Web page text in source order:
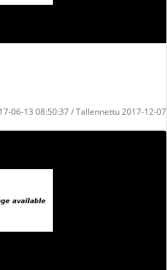
06-13 08:50:37 / Tallennettu 2017-12-07